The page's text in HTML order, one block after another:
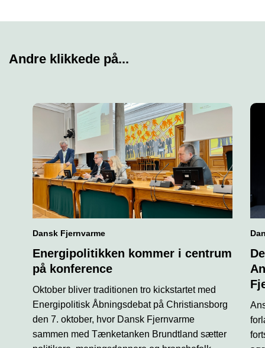
Andre klikkede på...
Dansk Fjernvarme
Energipolitikken kommer i centrum
på konference
Oktober bliver traditionen tro kickstartet med
Energipolitisk Åbningsdebat på Christiansborg
den 7. oktober, hvor Dansk Fjernvarme
sammen med Tænketanken Brundtland sætter